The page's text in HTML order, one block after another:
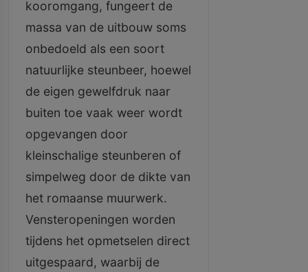
kooromgang, fungeert de
massa van de uitbouw soms
onbedoeld als een soort
natuurlijke steunbeer, hoewel
de eigen gewelfdruk naar
buiten toe vaak weer wordt
opgevangen door
kleinschalige steunberen of
simpelweg door de dikte van
het romaanse muurwerk.
Vensteropeningen worden
tijdens het opmetselen direct
uitgespaard, waarbij de